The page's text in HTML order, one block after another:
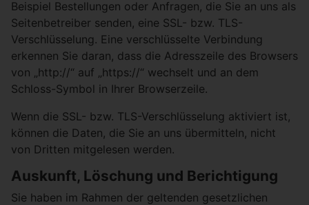
Beispiel Bestellungen oder Anfragen, die Sie an uns als
Seitenbetreiber senden, eine SSL- bzw. TLS-
Verschlüsselung. Eine verschlüsselte Verbindung
erkennen Sie daran, dass die Adresszeile des Browsers
von „http://“ auf „https://“ wechselt und an dem
Schloss-Symbol in Ihrer Browserzeile.
Wenn die SSL- bzw. TLS-Verschlüsselung aktiviert ist,
können die Daten, die Sie an uns übermitteln, nicht
von Dritten mitgelesen werden.
Auskunft, Löschung und Berichtigung
Sie haben im Rahmen der geltenden gesetzlichen